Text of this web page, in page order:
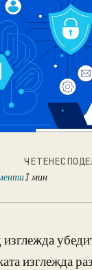
ЧЕТЕНЕ
1 мин
изглежда